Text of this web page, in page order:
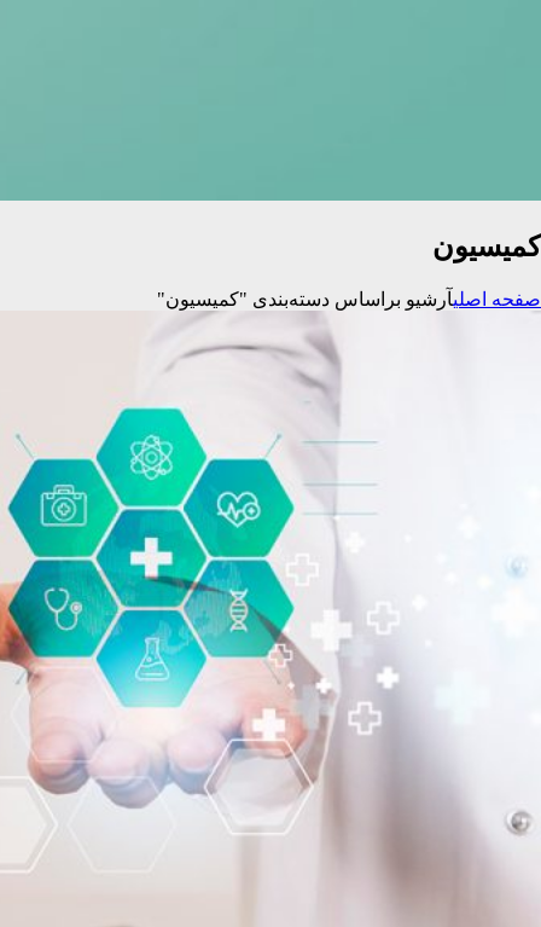
کمیسیون
صفحه اصلیآرشیو براساس دسته‌بندی "کمیسیون"